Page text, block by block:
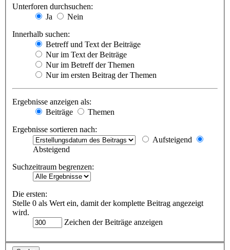
Unterforen durchsuchen:
Ja
Nein
Innerhalb suchen:
Betreff und Text der Beiträge
Nur im Text der Beiträge
Nur im Betreff der Themen
Nur im ersten Beitrag der Themen
Ergebnisse anzeigen als:
Beiträge
Themen
Ergebnisse sortieren nach:
Aufsteigend
Absteigend
Suchzeitraum begrenzen:
Die ersten:
Stelle 0 als Wert ein, damit der komplette Beitrag angezeigt
wird.
Zeichen der Beiträge anzeigen